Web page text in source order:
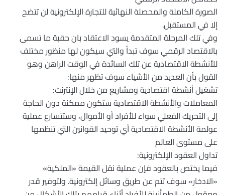
الصورة الكاملة والمحصلة النهائية للتجارة الإلكترونية لن تتضح
إلا في المستقبل.
وفي تلك المرحلة المتقدمة يسود الاعتقاد بان حقبة ما تسمى
بالاقتصاد الرقمي سوف تبدأ والتي سيكون لها منظور مختلف
للأنشطة الاقتصادية عن تلك السائدة في الوقت الراهن وهو
القول بأن العديد من الأشياء سوف تظهر منها:
تشغيل أنشطة اقتصادية ومشاريع من خلال الإنترنت:
المعاملات والأنشطة الاقتصادية ستكون ممكنة دون الحاجة
إلى التحريك الفعلي سواء للأفراد أو الأموال، وستتسارع عملية
عولمة الأنشطة الاقتصادية أي توحيد القوانين التي تنظمها
على مستوى العالم
تداول العقود الإلكترونية:
فيما يختص بالعقود فإن عملية نقل القيمة «الملكية»
«الادخار» سوف تتم عن طريق وسائل إلكترونية. ولتوفير قدر